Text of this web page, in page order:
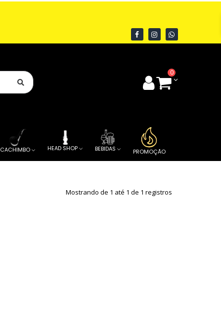
0
CACHIMBO HEAD SHOP BEBIDAS PROMOÇÃO
Mostrando de 1 até 1 de 1 registros